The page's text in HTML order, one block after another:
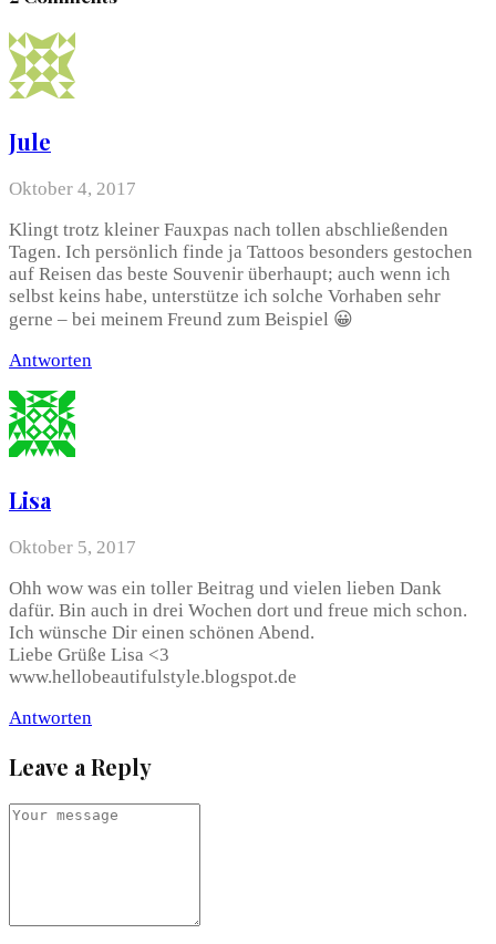
Jule
Oktober 4, 2017
Klingt trotz kleiner Fauxpas nach tollen abschließenden
Tagen. Ich persönlich finde ja Tattoos besonders gestochen
auf Reisen das beste Souvenir überhaupt; auch wenn ich
selbst keins habe, unterstütze ich solche Vorhaben sehr
gerne – bei meinem Freund zum Beispiel 😀
Antworten
Lisa
Oktober 5, 2017
Ohh wow was ein toller Beitrag und vielen lieben Dank
dafür. Bin auch in drei Wochen dort und freue mich schon.
Ich wünsche Dir einen schönen Abend.
Liebe Grüße Lisa <3
www.hellobeautifulstyle.blogspot.de
Antworten
Leave a Reply